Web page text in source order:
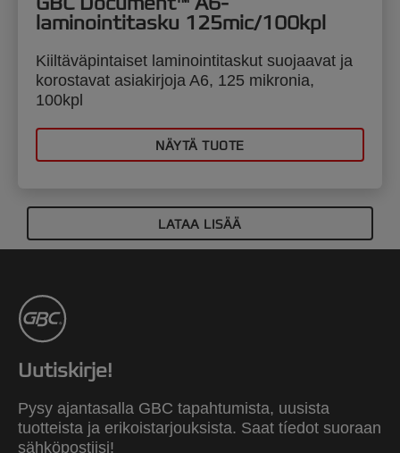
laminointitasku 125mic/100kpl
Kiiltäväpintaiset laminointitaskut suojaavat ja
korostavat asiakirjoja A6, 125 mikronia,
100kpl
NÄYTÄ TUOTE
LATAA LISÄÄ
Uutiskirje!
Pysy ajantasalla GBC tapahtumista, uusista
tuotteista ja erikoistarjouksista. Saat tíedot suoraan
sähköpostiisi!